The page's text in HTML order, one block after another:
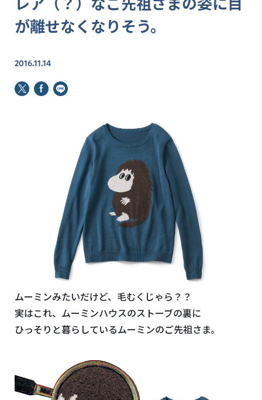
が離せなくなりそう。
2016.11.14
ムーミンみたいだけど、毛むくじゃら？？
実はこれ、ムーミンハウスのストーブの裏に
ひっそりと暮らしているムーミンのご先祖さま。